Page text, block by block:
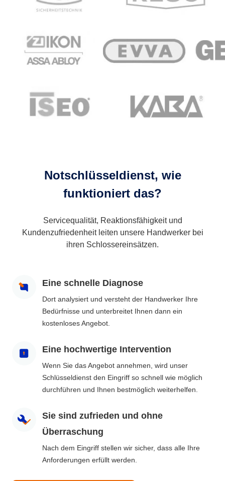
Notschlüsseldienst, wie
funktioniert das?
Servicequalität, Reaktionsfähigkeit und
Kundenzufriedenheit leiten unsere Handwerker bei
ihren Schlossereinsätzen.
Eine schnelle Diagnose
Dort analysiert und versteht der Handwerker Ihre
Bedürfnisse und unterbreitet Ihnen dann ein
kostenloses Angebot.
Eine hochwertige Intervention
Wenn Sie das Angebot annehmen, wird unser
Schlüsseldienst den Eingriff so schnell wie möglich
durchführen und Ihnen bestmöglich weiterhelfen.
Sie sind zufrieden und ohne
Überraschung
Nach dem Eingriff stellen wir sicher, dass alle Ihre
Anforderungen erfüllt werden.